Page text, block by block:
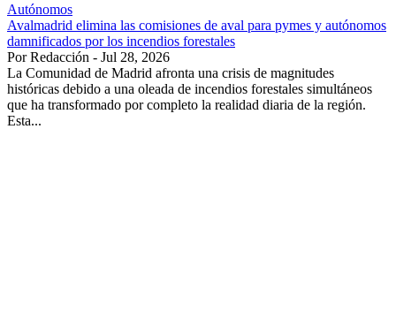
Autónomos
Avalmadrid elimina las comisiones de aval para pymes y autónomos
damnificados por los incendios forestales
Por Redacción - Jul 28, 2026
La Comunidad de Madrid afronta una crisis de magnitudes
históricas debido a una oleada de incendios forestales simultáneos
que ha transformado por completo la realidad diaria de la región.
Esta...